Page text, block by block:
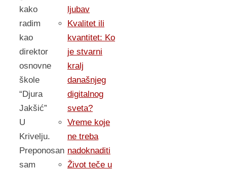
kako
radim
kao
direktor
osnovne
škole
“Djura
Jakšić”
U
Krivelju.
Preponosan
sam
ljubav
Kvalitet ili
kvantitet: Ko
je stvarni
kralj
današnjeg
digitalnog
sveta?
Vreme koje
ne treba
nadoknaditi
Život teče u